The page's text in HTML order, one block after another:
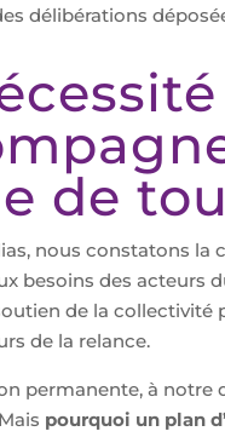
délibérations
de
nous constatons la
besoins des acteurs
de la collectivité
de la relance.
permanente, à notre
pourquoi un plan